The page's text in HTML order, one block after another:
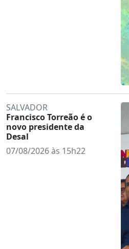
SALVADOR
Francisco Torreão é o
novo presidente da
Desal
07/08/2026 às 15h22